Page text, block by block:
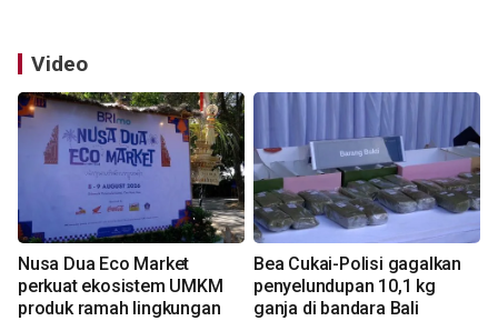
Video
Nusa Dua Eco Market
perkuat ekosistem UMKM
produk ramah lingkungan
Bea Cukai-Polisi gagalkan
penyelundupan 10,1 kg
ganja di bandara Bali